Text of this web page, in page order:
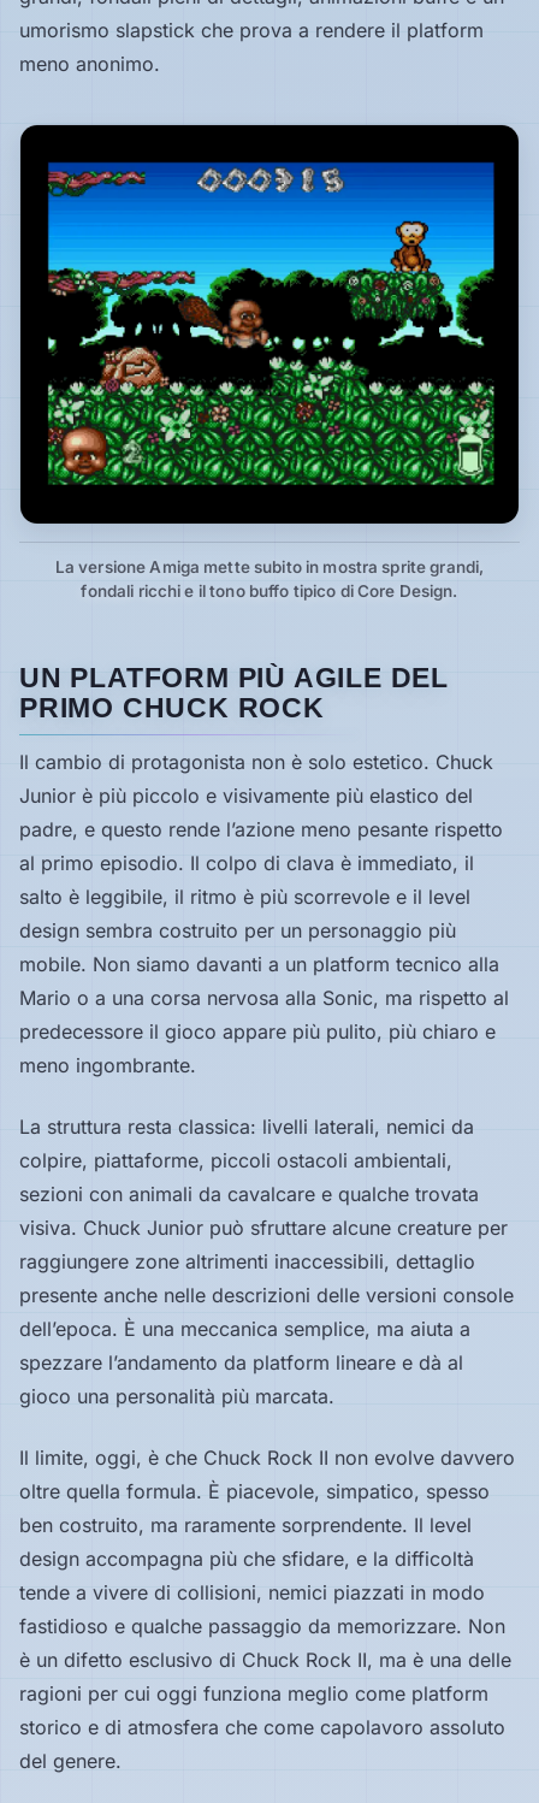
Arcade
umorismo slapstick che prova a rendere il platform
meno anonimo.
La versione Amiga mette subito in mostra sprite grandi,
fondali ricchi e il tono buffo tipico di Core Design.
UN PLATFORM PIÙ AGILE DEL
PRIMO CHUCK ROCK
Il cambio di protagonista non è solo estetico. Chuck
Junior è più piccolo e visivamente più elastico del
padre, e questo rende l’azione meno pesante rispetto
al primo episodio. Il colpo di clava è immediato, il
salto è leggibile, il ritmo è più scorrevole e il level
design sembra costruito per un personaggio più
mobile. Non siamo davanti a un platform tecnico alla
Mario o a una corsa nervosa alla Sonic, ma rispetto al
predecessore il gioco appare più pulito, più chiaro e
meno ingombrante.
La struttura resta classica: livelli laterali, nemici da
colpire, piattaforme, piccoli ostacoli ambientali,
sezioni con animali da cavalcare e qualche trovata
visiva. Chuck Junior può sfruttare alcune creature per
raggiungere zone altrimenti inaccessibili, dettaglio
presente anche nelle descrizioni delle versioni console
dell’epoca. È una meccanica semplice, ma aiuta a
spezzare l’andamento da platform lineare e dà al
gioco una personalità più marcata.
Il limite, oggi, è che Chuck Rock II non evolve davvero
oltre quella formula. È piacevole, simpatico, spesso
ben costruito, ma raramente sorprendente. Il level
design accompagna più che sfidare, e la difficoltà
tende a vivere di collisioni, nemici piazzati in modo
fastidioso e qualche passaggio da memorizzare. Non
è un difetto esclusivo di Chuck Rock II, ma è una delle
ragioni per cui oggi funziona meglio come platform
storico e di atmosfera che come capolavoro assoluto
del genere.